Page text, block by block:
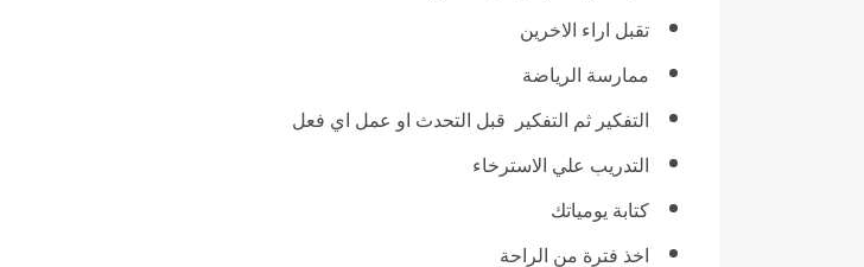
تقبل اراء الاخرين
ممارسة الرياضة
التفكير ثم التفكير قبل التحدث او عمل اي فعل
التدريب علي الاسترخاء
كتابة يومياتك
اخذ فترة من الراحة